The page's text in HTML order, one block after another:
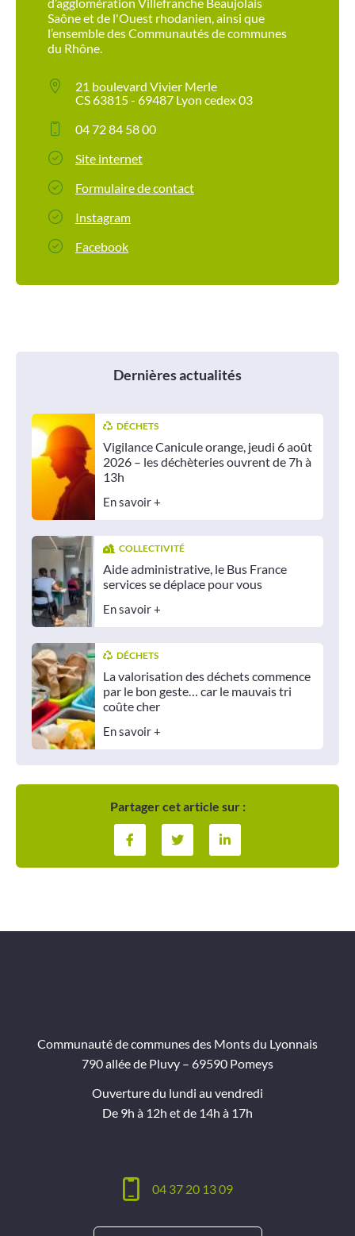
Saône et de l'Ouest rhodanien, ainsi que
l’ensemble des Communautés de communes
du Rhône.
21 boulevard Vivier Merle
CS 63815 - 69487 Lyon cedex 03
04 72 84 58 00
Site internet
Formulaire de contact
Instagram
Facebook
Dernières actualités
DÉCHETS
Vigilance Canicule orange, jeudi 6 août
2026 – les déchèteries ouvrent de 7h à
13h
En savoir +
COLLECTIVITÉ
Aide administrative, le Bus France
services se déplace pour vous
En savoir +
DÉCHETS
La valorisation des déchets commence
par le bon geste… car le mauvais tri
coûte cher
En savoir +
Partager cet article sur :
Communauté de communes des Monts du Lyonnais
790 allée de Pluvy – 69590 Pomeys
Ouverture du lundi au vendredi
De 9h à 12h et de 14h à 17h
04 37 20 13 09